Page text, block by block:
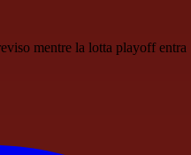
mentre la lotta playoff entra